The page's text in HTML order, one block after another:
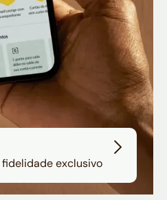
exclusivo